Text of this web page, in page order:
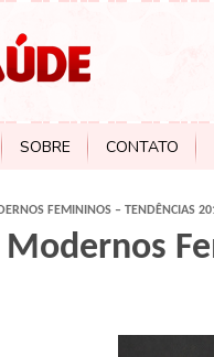
SOBRE CONTATO
FEMININOS – TENDÊNCIAS